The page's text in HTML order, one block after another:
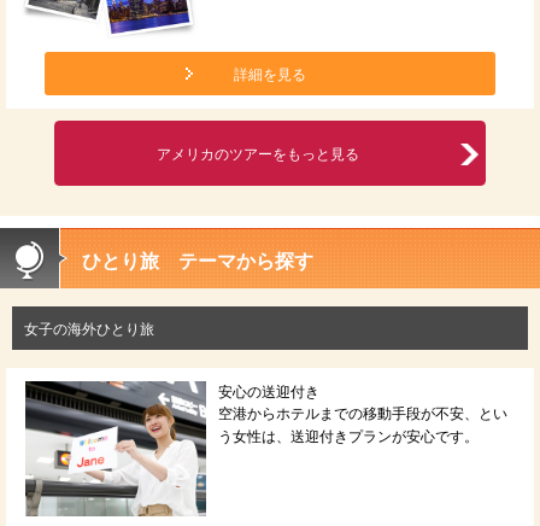
詳細を見る
アメリカのツアーをもっと見る
ひとり旅 テーマから探す
女子の海外ひとり旅
安心の送迎付き
空港からホテルまでの移動手段が不安、とい
う女性は、送迎付きプランが安心です。